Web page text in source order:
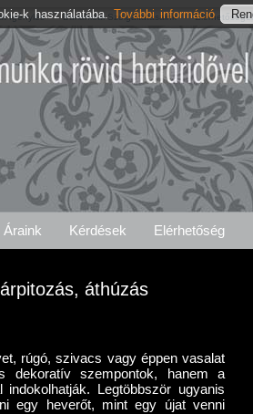
Igénylés Barlahidai Szolgáltatásaink
Áraink Kérdések Elérhetőség
áthúzás
rúgó, szivacs vagy éppen vasalat
dekoratív szempontok, hanem a
Legtöbbször ugyanis
egy heverőt, mint egy újat venni
k használatába. További információ